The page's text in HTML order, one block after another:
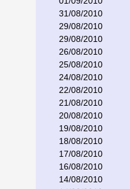
31/08/2010
29/08/2010
29/08/2010
26/08/2010
25/08/2010
24/08/2010
22/08/2010
21/08/2010
20/08/2010
19/08/2010
18/08/2010
17/08/2010
16/08/2010
14/08/2010